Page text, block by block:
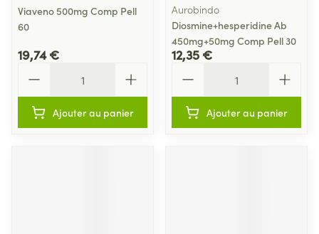
Viaveno 500mg Comp Pell
60
19,74 €
Ajouter au panier
Aurobindo
Diosmine+hesperidine Ab
450mg+50mg Comp Pell 30
12,35 €
Ajouter au panier